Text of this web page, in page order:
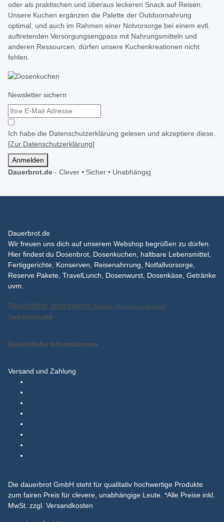
oder als praktischen und überaus leckeren Snack auf Reisen.
Unsere Kuchen ergänzen die Palette der Outdoornahrung
optimal, und auch im Rahmen einer Notvorsorge bei einem evtl.
auftretenden Versorgungsengpass mit Nahrungsmitteln und
anderen Ressourcen, dürfen unsere Kuchenkreationen nicht
fehlen.
Newsletter sichern
Ich habe die Datenschutzerklärung gelesen und akzeptiere diese.
[Zur Datenschutzerklärung]
Anmelden
Dauerbrot.de - Clever • Sicher • Unabhängig
Dauerbrot.de
Wir freuen uns dich auf unserem Webshop begrüßen zu dürfen.
Hier findest du Dosenbrot, Dosenkuchen, haltbare Lebensmittel,
Fertiggerichte, Konserven, Reisenahrrung, Notfallvorsorge,
Reserve Pakete, TravelLunch, Dosenwurst, Dosenkäse, Getränke
uvm.
Newsletter abonnieren Rabatte, Neuheiten und mehr!
Seiteninhalte
Gesetzliche Informationen
Versand und Zahlung
Die dauerbrot GmbH steht für qualitativ hochwertige Produkte
zum fairen Preis für clevere, unabhängige Leute. *Alle Preise inkl.
MwSt. zzgl. Versandkosten